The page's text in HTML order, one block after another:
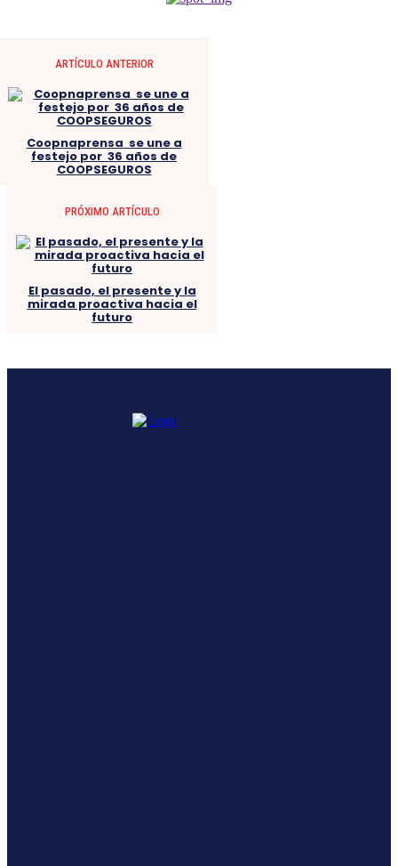
ARTÍCULO ANTERIOR
Coopnaprensa se une a
festejo por 36 años de
COOPSEGUROS
PRÓXIMO ARTÍCULO
El pasado, el presente y la
mirada proactiva hacia el
futuro